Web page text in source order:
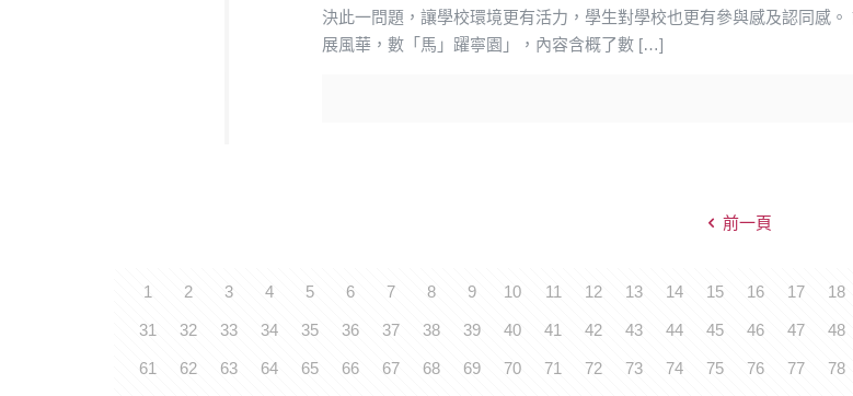
決此一問題，讓學校環境更有活力，學生對學校也更有參與感及認同感
展風華，數「馬」躍寧園」，內容含概了數 […]
前一頁
1 2 3 4 5 6 7 8 9 10 11 12 13 14 15 16 17 18
31 32 33 34 35 36 37 38 39 40 41 42 43 44 45 46 47 48
61 62 63 64 65 66 67 68 69 70 71 72 73 74 75 76 77 78